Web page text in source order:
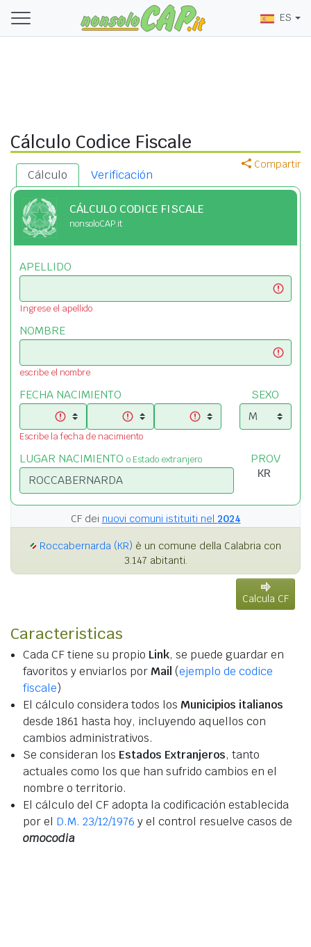
ES
Cálculo Codice Fiscale
Compartir
Cálculo Verificación
CÁLCULO CODICE FISCALE
nonsoloCAP.it
APELLIDO
Ingrese el apellido
NOMBRE
escribe el nombre
FECHA NACIMIENTO
Escribe la fecha de nacimiento
SEXO
LUGAR NACIMIENTO o Estado extranjero PROV
CF dei nuovi comuni istituiti nel 2024
Roccabernarda (KR) è un comune della Calabria con
3.147 abitanti.
Calcula CF
Caracteristicas
Cada CF tiene su propio Link, se puede guardar en
favoritos y enviarlos por Mail (ejemplo de codice
fiscale)
El cálculo considera todos los Municipios italianos
desde 1861 hasta hoy, incluyendo aquellos con
cambios administrativos.
Se consideran los Estados Extranjeros, tanto
actuales como los que han sufrido cambios en el
nombre o territorio.
El cálculo del CF adopta la codificación establecida
por el D.M. 23/12/1976 y el control resuelve casos de
omocodia